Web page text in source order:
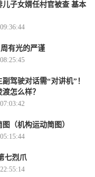
儿子女婿任村官被查 基本
有光的严谨
驾驶对话需“对讲机”！
怎么样？
（机构运动简图）
七烈爪